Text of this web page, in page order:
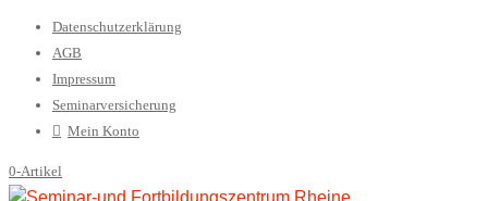
Datenschutzerklärung
AGB
Impressum
Seminarversicherung
Mein Konto
0-Artikel